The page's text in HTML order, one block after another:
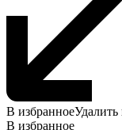
В избранноеУдалить
В избранное